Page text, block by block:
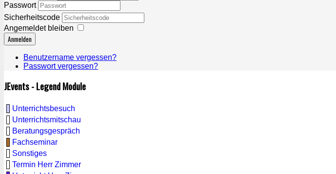
Passwort
Sicherheitscode
Angemeldet bleiben
Anmelden
Benutzername vergessen?
Passwort vergessen?
JEvents - Legend Module
Unterrichtsbesuch
Unterrichtsmitschau
Beratungsgespräch
Fachseminar
Sonstiges
Termin Herr Zimmer